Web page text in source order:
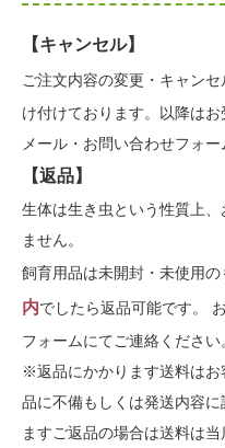
【キャンセル】
ご注文内容の変更・キャン
け付けております。以降はお
メール・お問い合わせフォー
【返品】
生体は生き虫という性質上
ません。
飼育用品は未開封・未使用
内でしたら返品可能です。
フォームにてご連絡ください
※返品にかかります送料は
品に不備もしくは発送内容
ますご返品の場合は送料は当